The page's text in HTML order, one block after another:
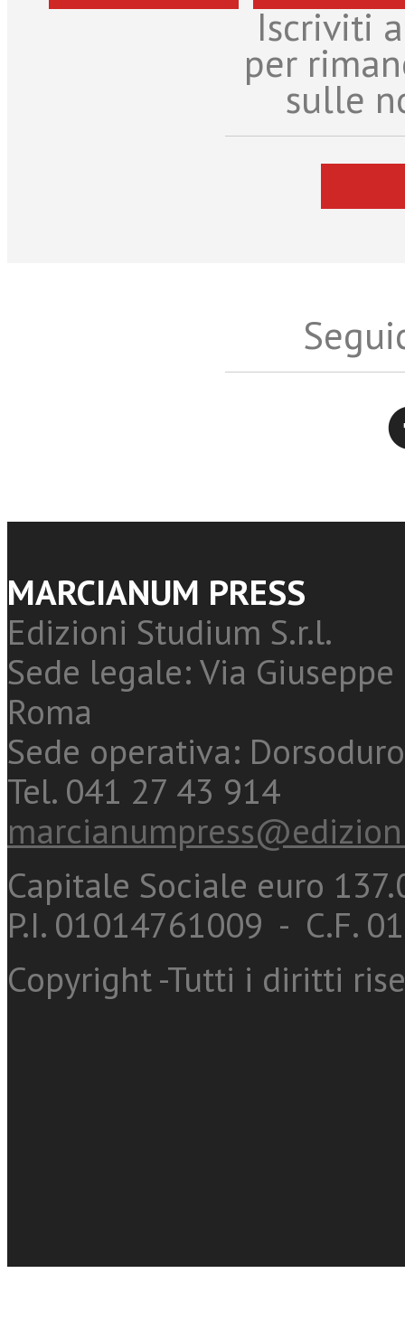
Iscriviti
per
sulle
MARCIANUM PRESS
Edizioni Studium S.r.l.
Sede legale: Via
Roma
Sede operativa:
Tel. 041 27 43 914
Capitale Sociale euro
P.I. 01014761009 - C.F.
Copyright -Tutti i diritti